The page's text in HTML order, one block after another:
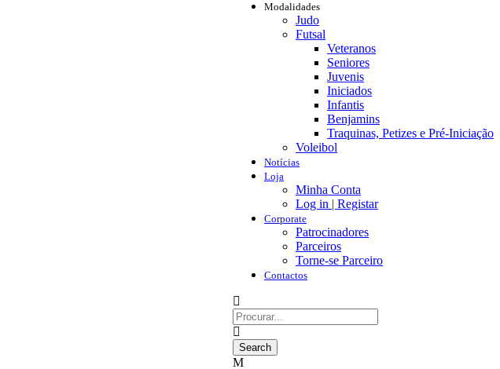
Modalidades
Judo
Futsal
Veteranos
Seniores
Juvenis
Iniciados
Infantis
Benjamins
Traquinas, Petizes e Pré-Iniciação
Voleibol
Notícias
Loja
Minha Conta
Log in | Registar
Corporate
Patrocinadores
Parceiros
Torne-se Parceiro
Contactos